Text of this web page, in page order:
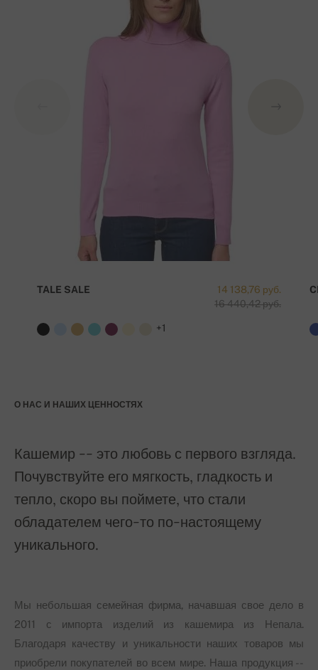
14 138,76 руб.
16 440,42 руб.
TALE SALE
+1
О НАС И НАШИХ ЦЕННОСТЯХ
Кашемир -- это любовь с первого взгляда.
Почувствуйте его мягкость, гладкость и
тепло, скоро вы поймете, что стали
обладателем чего-то по-настоящему
уникального.
Мы небольшая семейная фирма, начавшая свое дело в
2011 с импорта изделий из кашемира из Непала.
Благодаря качеству и уникальности наших товаров мы
приобрели покупателей во всем мире. Наша продукция --